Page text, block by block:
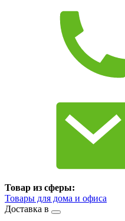
Товар из сферы:
Товары для дома и офиса
Доставка в